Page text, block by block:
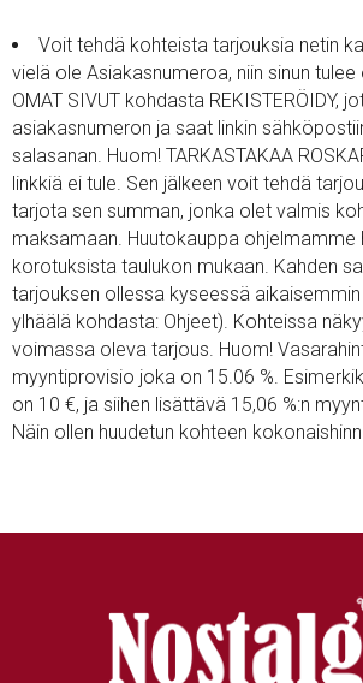
Voit tehdä kohteista tarjouksia netin
vielä ole Asiakasnumeroa, niin sinun
OMAT SIVUT kohdasta REKISTERÖIDY,
asiakasnumeron ja saat linkin
salasanan. Huom! TARKASTAKAA
linkkiä ei tule. Sen jälkeen voit tehdä
tarjota sen summan, jonka olet valmis
maksamaan. Huutokauppa ohjelmamme
korotuksista taulukon mukaan. Kahden
tarjouksen ollessa kyseessä
ylhäälä kohdasta: Ohjeet). Kohteissa
voimassa oleva tarjous. Huom!
myyntiprovisio joka on 15.06 %.
on 10 €, ja siihen lisättävä 15,06 %:n
Näin ollen huudetun kohteen